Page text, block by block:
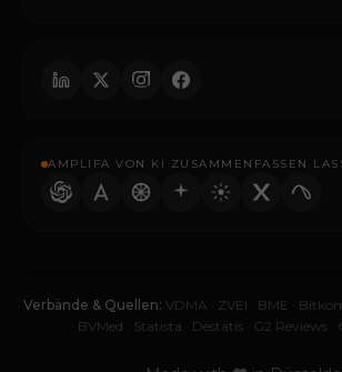
AMPLIFA VON KI ZUSAMMENFASSEN
Verbände & Quellen: VDMA ZVEI BME
BVMed Statista Destatis· G2 Reviews·